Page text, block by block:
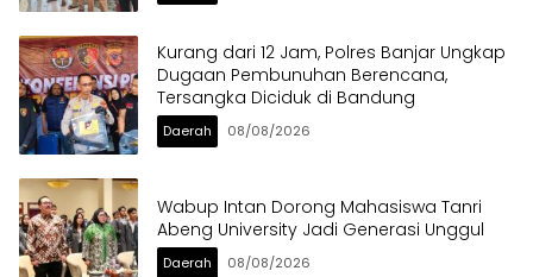
Kurang dari 12 Jam, Polres Banjar Ungkap
Dugaan Pembunuhan Berencana,
Tersangka Diciduk di Bandung
Daerah 08/08/2026
Wabup Intan Dorong Mahasiswa Tanri
Abeng University Jadi Generasi Unggul
Daerah 08/08/2026